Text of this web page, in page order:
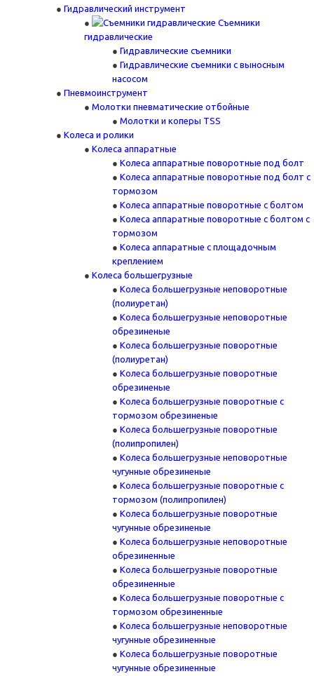
Гидравлический инструмент
Съемники
гидравлические
Гидравлические съемники
Гидравлические cъемники с выносным
насосом
Пневмоинструмент
Молотки пневматические отбойные
Молотки и коперы TSS
Колеса и ролики
Колеса аппаратные
Колеса аппаратные поворотные под болт
Колеса аппаратные поворотные под болт с
тормозом
Колеса аппаратные поворотные с болтом
Колеса аппаратные поворотные с болтом с
тормозом
Колеса аппаратные с площадочным
креплением
Колеса большегрузные
Колеса большегрузные неповоротные
(полиуретан)
Колеса большегрузные неповоротные
обрезиненые
Колеса большегрузные поворотные
(полиуретан)
Колеса большегрузные поворотные
обрезиненые
Колеса большегрузные поворотные с
тормозом обрезиненые
Колеса большегрузные поворотные
(полипропилен)
Колеса большегрузные неповоротные
чугунные обрезиненые
Колеса большегрузные поворотные с
тормозом (полипропилен)
Колеса большегрузные поворотные
чугунные обрезиненые
Колеса большегрузные неповоротные
обрезиненные
Колеса большегрузные поворотные
обрезиненные
Колеса большегрузные поворотные с
тормозом обрезиненные
Колеса большегрузные неповоротные
чугунные обрезиненные
Колеса большегрузные поворотные
чугунные обрезиненные